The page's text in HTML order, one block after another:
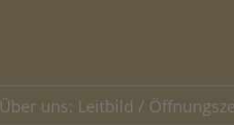
Über uns: Leitbild /